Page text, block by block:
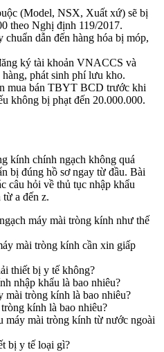
(Model, NSX, Xuất xứ) sẽ bị
theo Nghị định 119/2017.
dẫn đến hàng hóa bị móp,
ký tài khoản VNACCS và
phát sinh phí lưu kho.
mua bán TBYT BCD trước khi
không bị phạt đến 20.000.000.
kính chính ngạch không quá
bị đúng hồ sơ ngay từ đầu. Bài
câu hỏi về thủ tục nhập khẩu
a đến z.
máy mài tròng kính như thế
mài tròng kính cần xin giấp
thiết bị y tế không?
nhập khẩu là bao nhiêu?
mài tròng kính là bao nhiêu?
kính là bao nhiêu?
máy mài tròng kính từ nước ngoài
bị y tế loại gì?